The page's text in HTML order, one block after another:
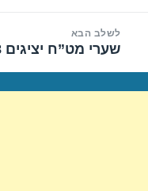
לשלב הבא
הפוסט
שערי מט”ח יציגים 12/03/2018